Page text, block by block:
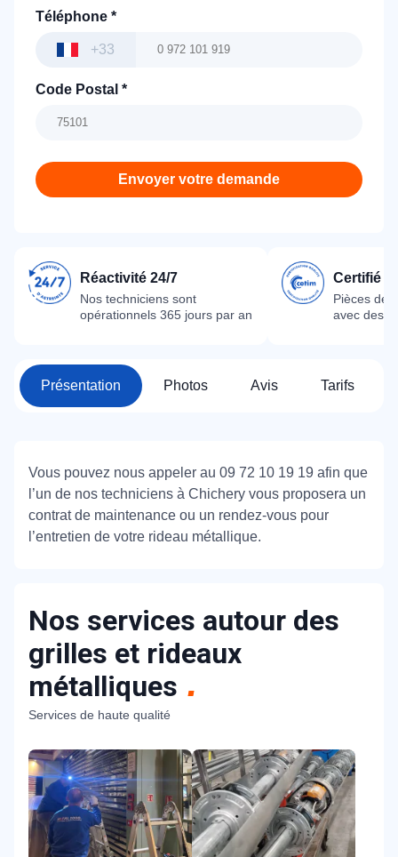
Téléphone *
+33
Code Postal *
Envoyer votre demande
Réactivité 24/7
Nos techniciens sont
opérationnels 365 jours par an
Certifié
Pièces
avec des
Présentation Photos Avis Tarifs
Vous pouvez nous appeler au 09 72 10 19 19 afin que
l’un de nos techniciens à Chichery vous proposera un
contrat de maintenance ou un rendez-vous pour
l’entretien de votre rideau métallique.
Nos services autour des
grilles et rideaux
métalliques
Services de haute qualité